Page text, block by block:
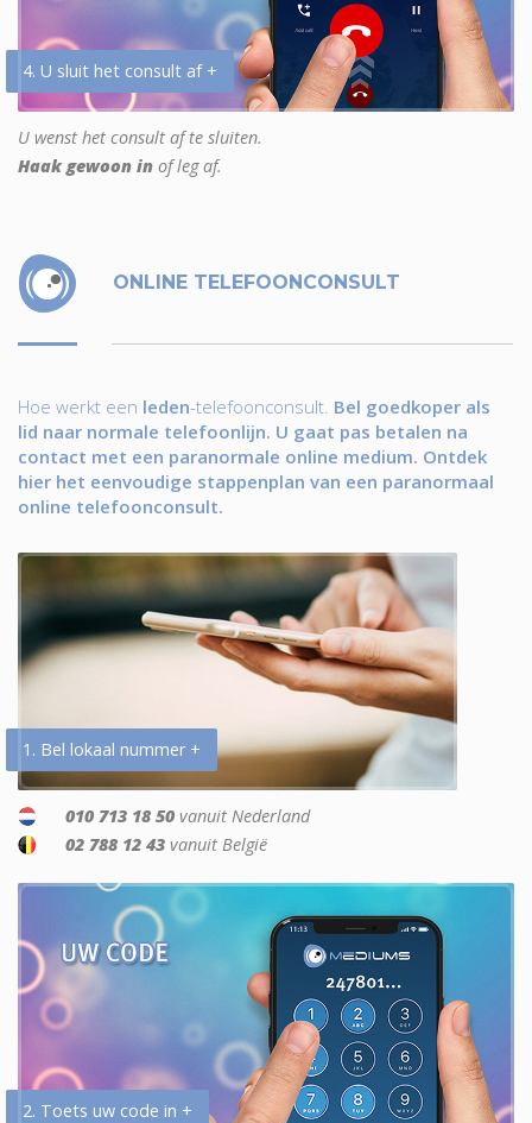
4. U sluit het consult af +
U wenst het consult af te sluiten.
Haak gewoon in of leg af.
ONLINE TELEFOONCONSULT
Hoe werkt een leden-telefoonconsult. Bel goedkoper als
lid naar normale telefoonlijn. U gaat pas betalen na
contact met een paranormale online medium. Ontdek
hier het eenvoudige stappenplan van een paranormaal
online telefoonconsult.
1. Bel lokaal nummer +
010 713 18 50 vanuit Nederland
02 788 12 43 vanuit België
2. Toets uw code in +